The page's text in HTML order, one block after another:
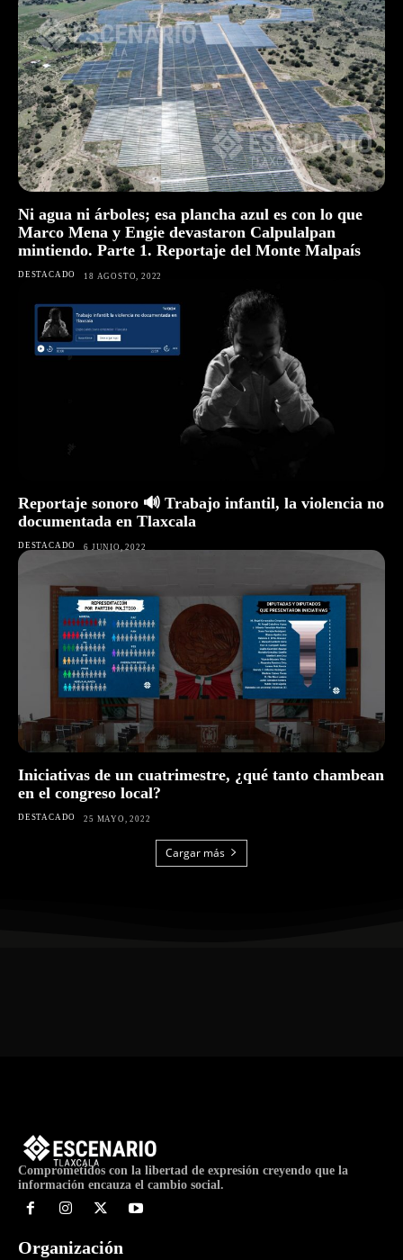
Ni agua ni árboles; esa plancha azul es con lo que
Marco Mena y Engie devastaron Calpulalpan
mintiendo. Parte 1. Reportaje del Monte Malpaís
DESTACADO 18 AGOSTO, 2022
Reportaje sonoro 🔊 Trabajo infantil, la violencia no
documentada en Tlaxcala
DESTACADO 6 JUNIO, 2022
Iniciativas de un cuatrimestre, ¿qué tanto chambean
en el congreso local?
DESTACADO 25 MAYO, 2022
Cargar más
Comprometidos con la libertad de expresión creyendo que la
información encauza el cambio social.
Organización